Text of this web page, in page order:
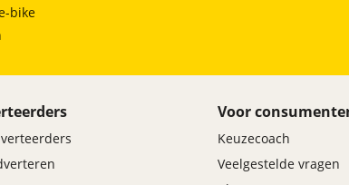
bike
Voor
Keuzecoach
Veelgestelde vragen